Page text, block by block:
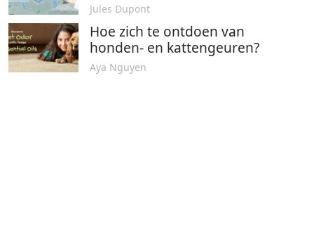
Jules Dupont
Hoe zich te ontdoen van
honden- en kattengeuren?
Aya Nguyen